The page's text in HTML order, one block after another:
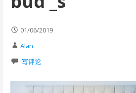
01/06/2019
Alan
写评论